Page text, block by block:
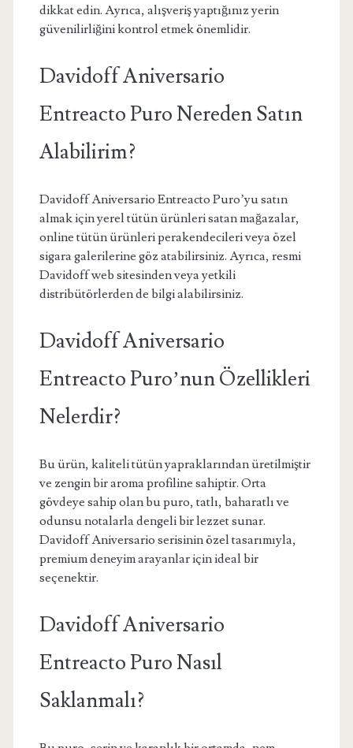
dikkat edin. Ayrıca, alışveriş yaptığınız yerin
güvenilirliğini kontrol etmek önemlidir.
Davidoff Aniversario
Entreacto Puro Nereden Satın
Alabilirim?
Davidoff Aniversario Entreacto Puro’yu satın
almak için yerel tütün ürünleri satan mağazalar,
online tütün ürünleri perakendecileri veya özel
sigara galerilerine göz atabilirsiniz. Ayrıca, resmi
Davidoff web sitesinden veya yetkili
distribütörlerden de bilgi alabilirsiniz.
Davidoff Aniversario
Entreacto Puro’nun Özellikleri
Nelerdir?
Bu ürün, kaliteli tütün yapraklarından üretilmiştir
ve zengin bir aroma profiline sahiptir. Orta
gövdeye sahip olan bu puro, tatlı, baharatlı ve
odunsu notalarla dengeli bir lezzet sunar.
Davidoff Aniversario serisinin özel tasarımıyla,
premium deneyim arayanlar için ideal bir
seçenektir.
Davidoff Aniversario
Entreacto Puro Nasıl
Saklanmalı?